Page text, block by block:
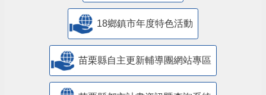
18鄉鎮市年度特色活動
苗栗縣自主更新輔導團網站專區